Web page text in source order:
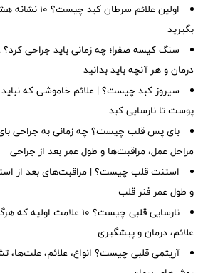
اولین علائم
بگیرید
سنگ کیسه صفرا؛ چه زمانی باید جراحی کرد؟
درمان و هر آنچه باید بدانید
سیروز کبد چیست؟ | علائم خاموشی که نباید
پوست تا نارسایی کبد
بای پس قلب چیست؟ چه زمانی به جراحی
مراحل عمل، مراقبت‌ها و طول عمر بعد از جراحی
استنت قلب چیست؟ | مراقبت‌های بعد از
و طول عمر فنر قلب
نارسایی قلبی چیست؟ ۱۰ علامت
علائم، درمان و پیشگیری
آریتمی قلبی چیست؟ انواع، علائم،